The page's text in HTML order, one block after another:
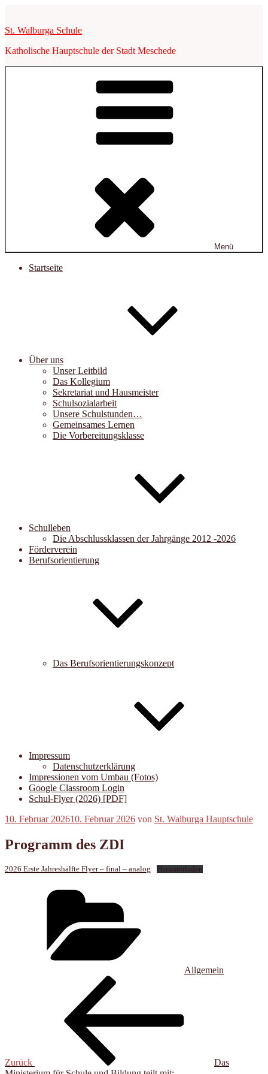
springen
St. Walburga Schule
Katholische Hauptschule der Stadt Meschede
Menü
Startseite
Über uns
Unser Leitbild
Das Kollegium
Sekretariat und Hausmeister
Schulsozialarbeit
Unsere Schulstunden…
Gemeinsames Lernen
Die Vorbereitungsklasse
Schulleben
Die Abschlussklassen der Jahrgänge 2012 -2026
Förderverein
Berufsorientierung
Das Berufsorientierungskonzept
Impressum
Datenschutzerklärung
Impressionen vom Umbau (Fotos)
Google Classroom Login
Schul-Flyer (2026) [PDF]
Veröffentlicht
10. Februar 202610. Februar 2026 von St. Walburga Hauptschule
Programm des ZDI
2026 Erste Jahreshälfte Flyer – final – analog Herunterladen
Allgemein
Beitragsnavigation
Zurück
Das